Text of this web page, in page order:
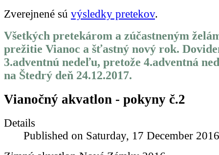
Zverejnené sú výsledky pretekov.
Všetkých pretekárom a zúčastneným
prežitie Vianoc a šťastný nový rok.
3.adventnú nedeľu, pretože 4.adventná
na Štedrý deň 24.12.2017.
Vianočný akvatlon - pokyny č.2
Details
Published on Saturday, 17 December